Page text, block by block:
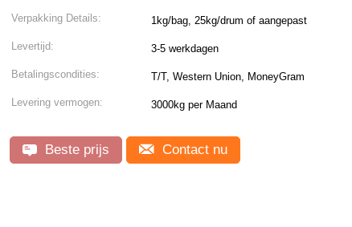
Verpakking Details: 1kg/bag, 25kg/drum of aangepast
Levertijd: 3-5 werkdagen
Betalingscondities: T/T, Western Union, MoneyGram
Levering vermogen: 3000kg per Maand
Beste prijs Contact nu